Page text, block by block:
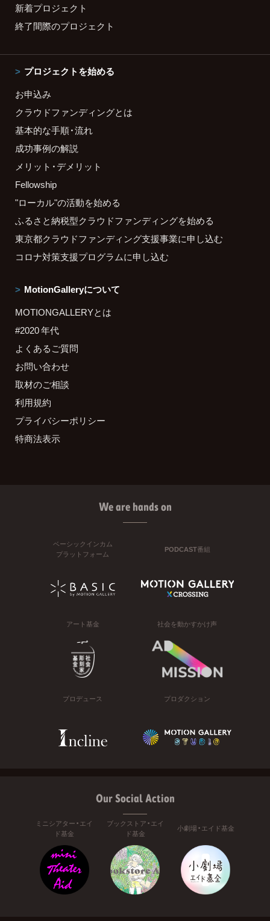
新着プロジェクト
終了間際のプロジェクト
プロジェクトを始める
お申込み
クラウドファンディングとは
基本的な手順・流れ
成功事例の解説
メリット・デメリット
Fellowship
"ローカル"の活動を始める
ふるさと納税型クラウドファンディングを始める
東京都クラウドファンディング支援事業に申し込む
コロナ対策支援プログラムに申し込む
MotionGalleryについて
MOTIONGALLERYとは
#2020 年代
よくあるご質問
お問い合わせ
取材のご相談
利用規約
プライバシーポリシー
特商法表示
We are hands on
ベーシックインカム
プラットフォーム
PODCAST番組
アート基金 社会を動かすかけ声
プロデュース プロダクション
Our Social Action
ミニシアター・エイ
ド基金
ブックストア・エイ
ド基金
小劇場・エイド基金